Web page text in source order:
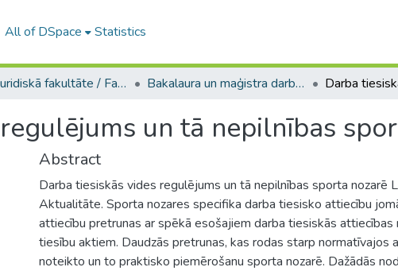
All of DSpace Statistics
A -- Juridiskā fakultāte / Faculty of Law Bakalaura un maģistra darbi (JF) / Bachelor's and Master's theses
un tā nepilnības
Abstract
Darba tiesiskās vides regulējums un tā nepilnības sporta nozarē
Aktualitāte. Sporta nozares specifika darba tiesisko attiecību
attiecību pretrunas ar spēkā esošajiem darba tiesiskās attiecības
tiesību aktiem. Daudzās pretrunas, kas rodas starp normatīvajos
noteikto un to praktisko piemērošanu sporta nozarē. Dažādās